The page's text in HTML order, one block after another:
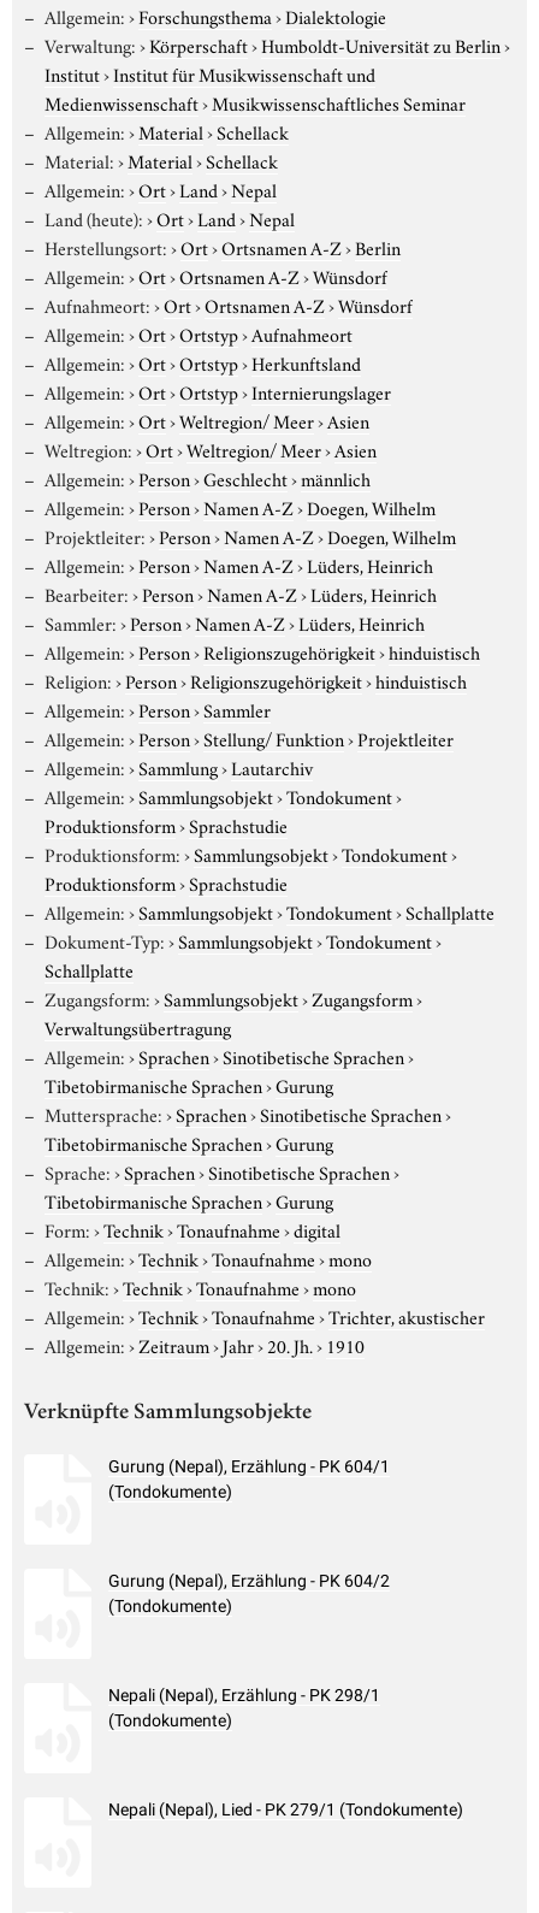
Allgemein:›Forschungsthema›Dialektologie
Verwaltung:›Körperschaft›Humboldt-Universität zu Berlin›
Institut›Institut für Musikwissenschaft und
Medienwissenschaft›Musikwissenschaftliches Seminar
Allgemein:›Material›Schellack
Material:›Material›Schellack
Allgemein:›Ort›Land›Nepal
Land (heute):›Ort›Land›Nepal
Herstellungsort:›Ort›Ortsnamen A-Z›Berlin
Allgemein:›Ort›Ortsnamen A-Z›Wünsdorf
Aufnahmeort:›Ort›Ortsnamen A-Z›Wünsdorf
Allgemein:›Ort›Ortstyp›Aufnahmeort
Allgemein:›Ort›Ortstyp›Herkunftsland
Allgemein:›Ort›Ortstyp›Internierungslager
Allgemein:›Ort›Weltregion/ Meer›Asien
Weltregion:›Ort›Weltregion/ Meer›Asien
Allgemein:›Person›Geschlecht›männlich
Allgemein:›Person›Namen A-Z›Doegen, Wilhelm
Projektleiter:›Person›Namen A-Z›Doegen, Wilhelm
Allgemein:›Person›Namen A-Z›Lüders, Heinrich
Bearbeiter:›Person›Namen A-Z›Lüders, Heinrich
Sammler:›Person›Namen A-Z›Lüders, Heinrich
Allgemein:›Person›Religionszugehörigkeit›hinduistisch
Religion:›Person›Religionszugehörigkeit›hinduistisch
Allgemein:›Person›Sammler
Allgemein:›Person›Stellung/ Funktion›Projektleiter
Allgemein:›Sammlung›Lautarchiv
Allgemein:›Sammlungsobjekt›Tondokument›
Produktionsform›Sprachstudie
Produktionsform:›Sammlungsobjekt›Tondokument›
Produktionsform›Sprachstudie
Allgemein:›Sammlungsobjekt›Tondokument›Schallplatte
Dokument-Typ:›Sammlungsobjekt›Tondokument›
Schallplatte
Zugangsform:›Sammlungsobjekt›Zugangsform›
Verwaltungsübertragung
Allgemein:›Sprachen›Sinotibetische Sprachen›
Tibetobirmanische Sprachen›Gurung
Muttersprache:›Sprachen›Sinotibetische Sprachen›
Tibetobirmanische Sprachen›Gurung
Sprache:›Sprachen›Sinotibetische Sprachen›
Tibetobirmanische Sprachen›Gurung
Form:›Technik›Tonaufnahme›digital
Allgemein:›Technik›Tonaufnahme›mono
Technik:›Technik›Tonaufnahme›mono
Allgemein:›Technik›Tonaufnahme›Trichter, akustischer
Allgemein:›Zeitraum›Jahr›20. Jh.› 1910
Verknüpfte Sammlungsobjekte
Gurung (Nepal), Erzählung - PK 604/1
(Tondokumente)
Gurung (Nepal), Erzählung - PK 604/2
(Tondokumente)
Nepali (Nepal), Erzählung - PK 298/1
(Tondokumente)
Nepali (Nepal), Lied - PK 279/1 (Tondokumente)